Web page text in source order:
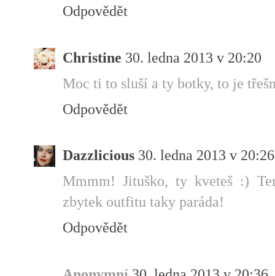
Odpovědět
Christine 30. ledna 2013 v 20:20
Moc ti to sluší a ty botky, to je
Odpovědět
Dazzlicious 30. ledna 2013 v 20:26
Mmmm! Jituško, ty kveteš :)
zbytek outfitu taky paráda!
Odpovědět